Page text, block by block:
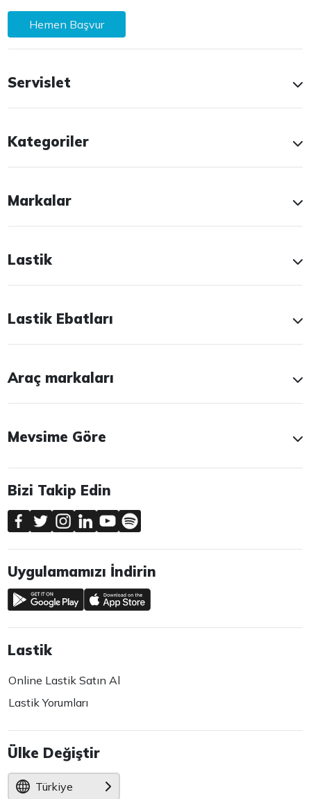
Hemen Başvur
Servislet
Kategoriler
Markalar
Lastik
Lastik Ebatları
Araç markaları
Mevsime Göre
Bizi Takip Edin
Uygulamamızı İndirin
Lastik
Online Lastik Satın Al
Lastik Yorumları
Ülke Değiştir
Türkiye